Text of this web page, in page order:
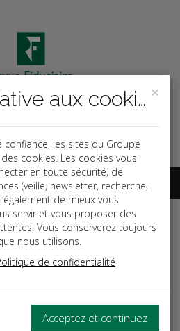
OK
abonnés
×
Politique relative aux cookies
les sites du Groupe
cookies. Les cookies vous
en toute sécurité, de
(veille, newsletter, recherche,
de mieux vous
servir et vous proposer des
Vous conserverez toujours
nous utilisons.
de confidentialité
Acceptez et continuez